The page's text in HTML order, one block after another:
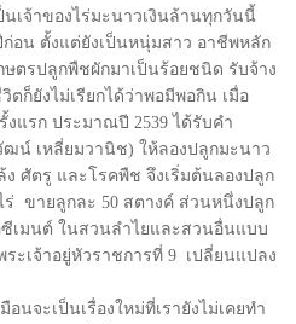
เจ้าของไร่มะนาวเงินล้านทุกวันนี้
ก่อน ตั้งแต่ยังเป็นหนุ่มสาว อาชีพหลัก
ษตรปลูกพืชผักมาเป็นร้อยชนิด รับจ้าง
ก็ยังไม่เรียกได้ว่าพอมีพอกิน เมื่อ
งแรก ประมาณปี 2539 ได้รับคำ
ฒน์ เหลี่ยมวานิช) ให้ลองปลูกมะนาว
ศัตรู และโรคพืช จึงเริ่มต้นลองปลูก
ร่ ขายลูกละ 50 สตางค์ ส่วนหนึ่งปลูก
เมนต์ ในสวนลำไยและสวนอื่นแบบ
ะเจ้าอยู่หัวราชการที่ 9 เปลี่ยนแปลง
ะเป็นเรื่องใหม่ที่เรายังไม่เคยทำ